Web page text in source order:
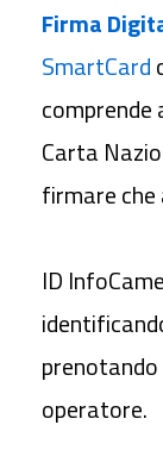
Firma
SmartCard
comprende
Carta
firmare
ID
operatore.